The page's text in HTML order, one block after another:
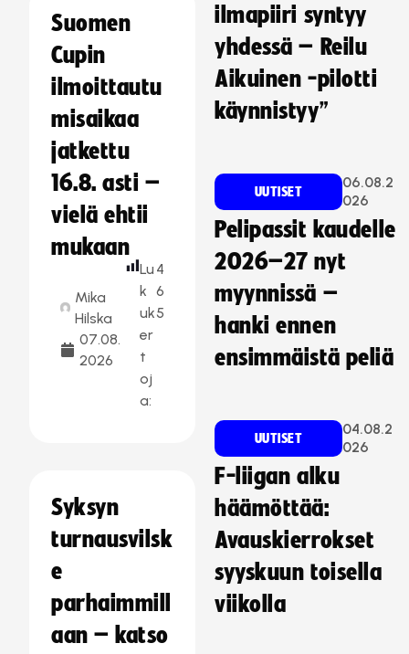
Suomen
Cupin
ilmoittautu
misaikaa
jatkettu
16.8. asti –
vielä ehtii
mukaan
Mika
Hilska
07.08.
2026
Lu
k
uk
er
t
oj
a:
4
6
5
Syksyn
turnausvilsk
e
parhaimmill
aan – katso
ilmapiiri syntyy
yhdessä – Reilu
Aikuinen -pilotti
käynnistyy”
UUTISET
06.08.2
026
Pelipassit kaudelle
2026–27 nyt
myynnissä –
hanki ennen
ensimmäistä peliä
UUTISET
04.08.2
026
F-liigan alku
häämöttää:
Avauskierrokset
syyskuun toisella
viikolla